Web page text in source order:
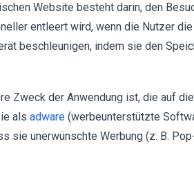
Website besteht darin, den
entleert wird, wenn die Nutzer
beschleunigen, indem sie den
Zweck der Anwendung ist, die auf
als adware (werbeunterstützte
sie unerwünschte Werbung (z. B.